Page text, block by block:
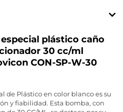
plástico caño
30 cc/ml
CON-SP-W-30
de Plástico en color blanco es su
y fiabilidad. Esta bomba, con